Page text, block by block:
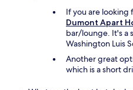
If you are looking
Dumont Apart
bar/lounge. It's a
Washington Luis
Another great
which is a short